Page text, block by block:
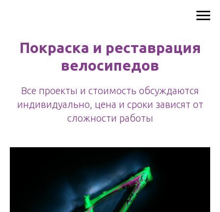
Покраска и реставрация
велосипедов
Все проекты и стоимость обсуждаются
индивидуально, цена и сроки зависят от
сложности работы